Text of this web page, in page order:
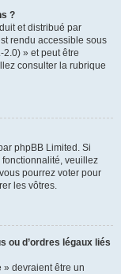
?
et distribué par
rendu accessible sous
» et peut être
consulter la rubrique
phpBB Limited. Si
fonctionnalité, veuillez
pourrez voter pour
les vôtres.
ou d’ordres légaux liés
» devraient être un